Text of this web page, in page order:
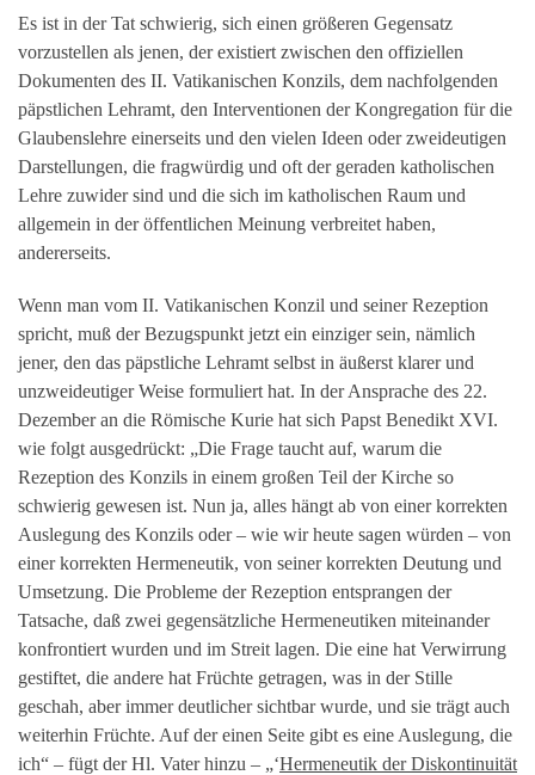
Es ist in der Tat schwierig, sich einen größeren Gegensatz
vorzustellen als jenen, der existiert zwischen den offiziellen
Dokumenten des II. Vatikanischen Konzils, dem nachfolgenden
päpstlichen Lehramt, den Interventionen der Kongregation für die
Glaubenslehre einerseits und den vielen Ideen oder zweideutigen
Darstellungen, die fragwürdig und oft der geraden katholischen
Lehre zuwider sind und die sich im katholischen Raum und
allgemein in der öffentlichen Meinung verbreitet haben,
andererseits.
Wenn man vom II. Vatikanischen Konzil und seiner Rezeption
spricht, muß der Bezugspunkt jetzt ein einziger sein, nämlich
jener, den das päpstliche Lehramt selbst in äußerst klarer und
unzweideutiger Weise formuliert hat. In der Ansprache des 22.
Dezember an die Römische Kurie hat sich Papst Benedikt XVI.
wie folgt ausgedrückt: „Die Frage taucht auf, warum die
Rezeption des Konzils in einem großen Teil der Kirche so
schwierig gewesen ist. Nun ja, alles hängt ab von einer korrekten
Auslegung des Konzils oder – wie wir heute sagen würden – von
einer korrekten Hermeneutik, von seiner korrekten Deutung und
Umsetzung. Die Probleme der Rezeption entsprangen der
Tatsache, daß zwei gegensätzliche Hermeneutiken miteinander
konfrontiert wurden und im Streit lagen. Die eine hat Verwirrung
gestiftet, die andere hat Früchte getragen, was in der Stille
geschah, aber immer deutlicher sichtbar wurde, und sie trägt auch
weiterhin Früchte. Auf der einen Seite gibt es eine Auslegung, die
ich“ – fügt der Hl. Vater hinzu – „‘Hermeneutik der Diskontinuität